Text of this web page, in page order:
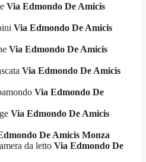
Via Edmondo De Amicis
Via Edmondo De Amicis
Via Edmondo De Amicis
Via Edmondo De Amicis
Via Edmondo De
Via Edmondo De Amicis
De Amicis Monza
da letto Via Edmondo De